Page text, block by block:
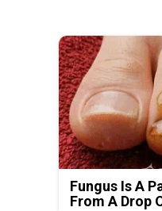
Fungus Is A
From A Drop